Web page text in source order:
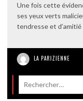
Une fois cette
ses yeux verts
tendresse et d’amitié
LA PARIZIENNE